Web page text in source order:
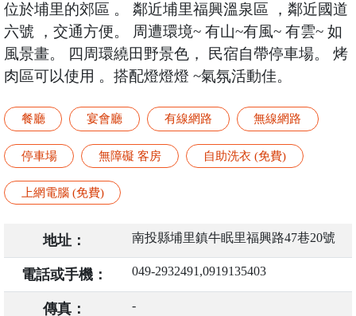
位於埔里的郊區 。 鄰近埔里福興溫泉區 ，鄰近國道
六號 ，交通方便。 周遭環境~ 有山~有風~ 有雲~ 如
風景畫。 四周環繞田野景色， 民宿自帶停車場。 烤
肉區可以使用 。搭配燈燈燈 ~氣氛活動佳。
餐廳 宴會廳 有線網路 無線網路
停車場 無障礙 客房 自助洗衣 (免費)
上網電腦 (免費)
地址： 南投縣埔里鎮牛眠里福興路47巷20號
電話或手機： 049-2932491,0919135403
傳真： -